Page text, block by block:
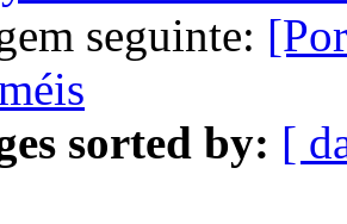
seguinte:
sorted by: [